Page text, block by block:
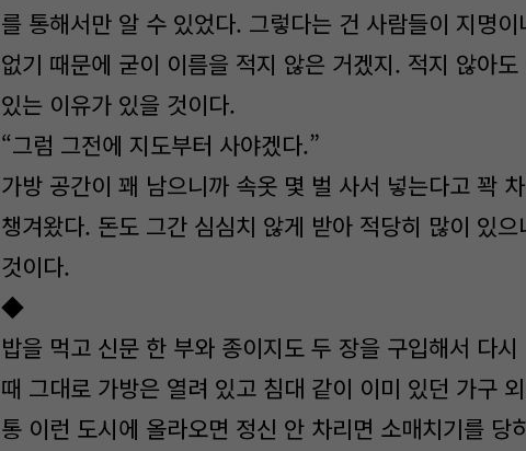
를 통해서만 알 수 있었다. 그렇다는 건 사람들이 지명
없기 때문에 굳이 이름을 적지 않은 거겠지. 적지 않아
있는 이유가 있을 것이다.
“그럼 그전에 지도부터 사야겠다.”
가방 공간이 꽤 남으니까 속옷 몇 벌 사서 넣는다고 꽉
챙겨왔다. 돈도 그간 심심치 않게 받아 적당히 많이 있
것이다.
◆
밥을 먹고 신문 한 부와 종이지도 두 장을 구입해서 다
때 그대로 가방은 열려 있고 침대 같이 이미 있던 가구
통 이런 도시에 올라오면 정신 안 차리면 소매치기를 당